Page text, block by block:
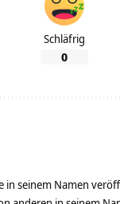
Schläfrig
0
in seinem Namen